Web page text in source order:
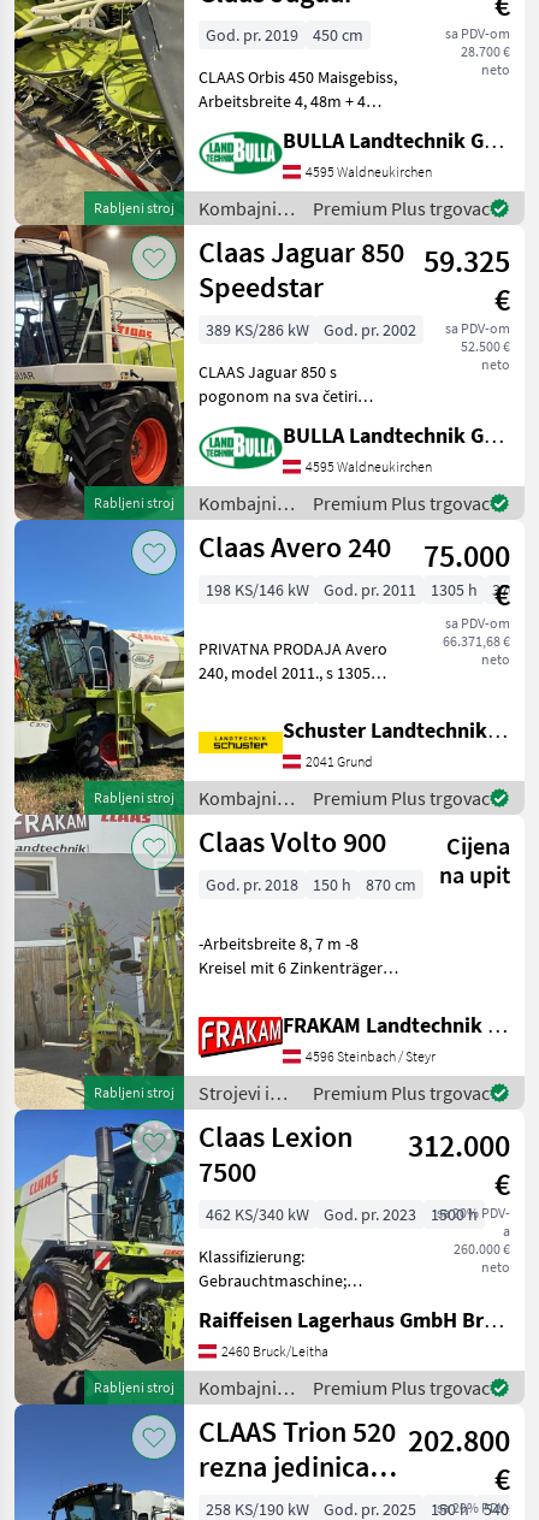
Rabljeni stroj
sa PDV-om
28.700 €
neto
God. pr. 2019
450 cm
CLAAS Orbis 450 Maisgebiss,
Arbeitsbreite 4, 48m + 4
gleichläufigen
Messerscheiben + 2
Einspeisetrommeln + Bj.
2019 + Transportschutz + La
BULLA Landtechnik GmbH
4595 Waldneukirchen
Kombajni /
Claas
Premium Plus trgovac
Rabljeni stroj
Claas Jaguar 850
Speedstar
59.325
€
sa PDV-om
52.500 €
neto
389 KS/286 kW
God. pr. 2002
CLAAS Jaguar 850 s
pogonom na sva četiri
proizvodnje 2002. + 4555
sati rada bubnja + Verzija 40
km/h + Prednje gume
800/65 R32 Michelin Mach X
Bib +
BULLA Landtechnik GmbH
4595 Waldneukirchen
Kombajni /
Claas
Premium Plus trgovac
Rabljeni stroj
Claas Avero 240
75.000
€
sa PDV-om
66.371,68 €
neto
198 KS/146 kW God. pr. 2011 1305 h 370
PRIVATNA PRODAJA Avero
240, model 2011., s 1305
rada bubnja, spremnikom
za žito od 5600 l, 25 km/h,
klima uređajem,
hidrostatskim pogono
Schuster Landtechnik Grund
2041 Grund
Kombajni /
Claas
Premium Plus trgovac
Rabljeni stroj
Claas Volto 900
Cijena
na upit
God. pr. 2018 150 h 870 cm
-Arbeitsbreite 8, 7 m -8
Kreisel mit 6 Zinkenträger
Pralltuch zur
Randstreubegrenzung,
hydraulische Schwenkung -
Tastrad am Dreipunkt-Bock
FRAKAM Landtechnik GmbH
4596 Steinbach / Steyr
Strojevi i
oprema za
travu i
baliranje /
Claas
Premium Plus trgovac
Rabljeni stroj
Claas Lexion
7500
312.000
€
sa 20% PDV-
a
260.000 €
neto
462 KS/340 kW God. pr. 2023
1500 h
Klassifizierung:
Gebrauchtmaschine;
Abgelesene
Trommelstunden: 743;
Geerntete Fläche: 2400;
Höchstgeschwindigkeit
(km/h): 30; Art des
Dreschsystems:
Raiffeisen Lagerhaus GmbH Bruck/Leitha
2460 Bruck/Leitha
Kombajni /
Claas
Premium Plus trgovac
CLAAS Trion 520
rezna jedinica
(opcionalno -
202.800
€
sa 20% PDV-
258 KS/190 kW God. pr. 2025 150 h
540 cm